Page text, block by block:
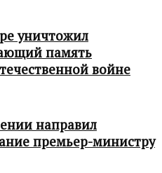
уничтожил
память
войне
направил
премьер-министру